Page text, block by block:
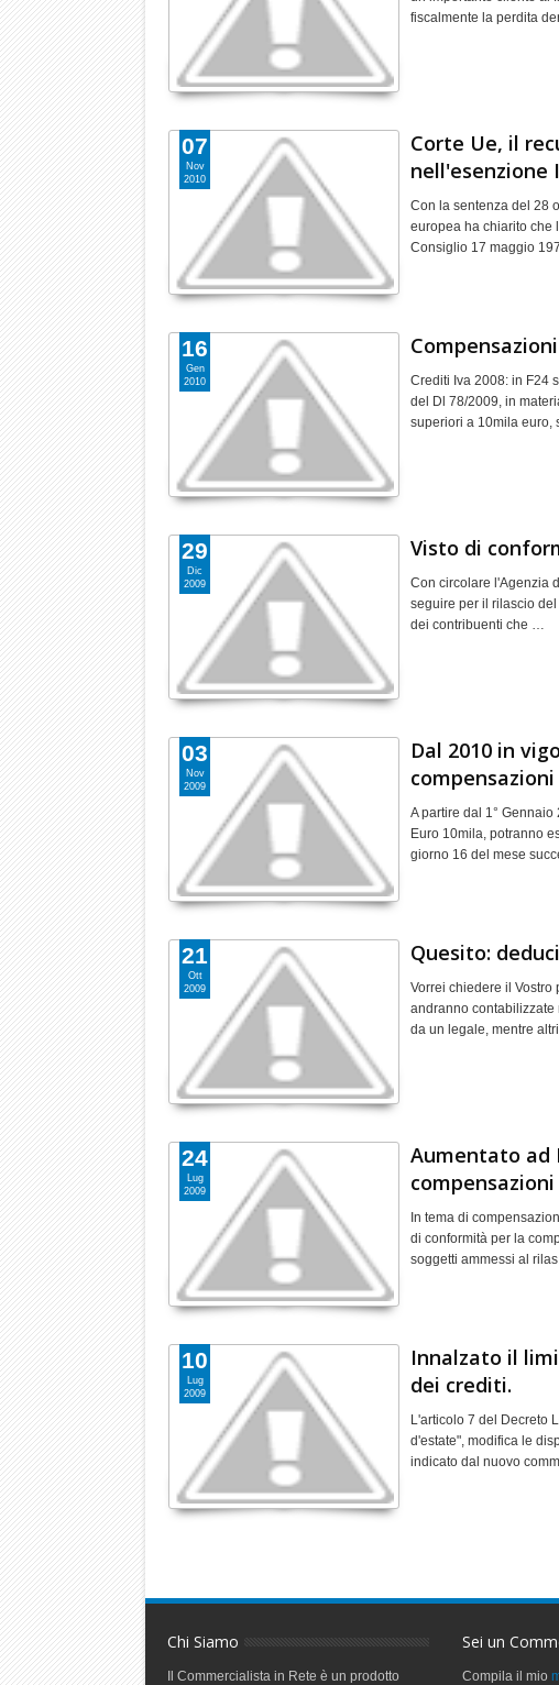
fiscalmente la perdita
Corte Ue, il
nell'esenzione
Con la sentenza del 28
europea ha chiarito che
Consiglio 17 maggio
07
Nov
2010
Crediti Iva 2008: in F24
del Dl 78/2009, in
superiori a 10mila euro,
16
Gen
2010
Visto di
Con circolare l'Agenzia
seguire per il rilascio
dei contribuenti che …
29
Dic
2009
Dal 2010 in
A partire dal 1°
Euro 10mila, potranno
giorno 16 del mese
03
Nov
2009
Quesito:
Vorrei chiedere il
andranno contabilizzate
da un legale, mentre
21
Ott
2009
Aumentato ad
In tema di
di conformità per la
soggetti ammessi al
24
Lug
2009
Innalzato il
dei crediti.
L'articolo 7 del Decreto
d'estate", modifica le
indicato dal nuovo
10
Lug
2009
Chi Siamo
Il Commercialista in Rete è un prodotto
Sei un
Compila il mio